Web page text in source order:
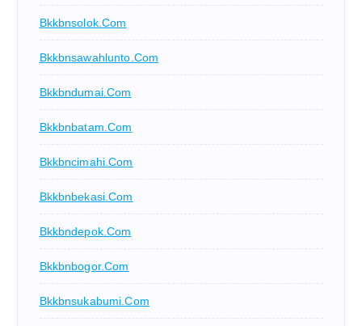
Bkkbnsolok.com
Bkkbnsawahlunto.com
Bkkbndumai.com
Bkkbnbatam.com
Bkkbncimahi.com
Bkkbnbekasi.com
Bkkbndepok.com
Bkkbnbogor.com
Bkkbnsukabumi.com